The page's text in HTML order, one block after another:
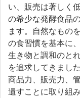
い、販売は著しく
の希少な発酵食品
ます。自然なもの
の食習慣を基本に
生き物と調和のと
を追求してきまし
商品力、販売力、
遺すことに取り組